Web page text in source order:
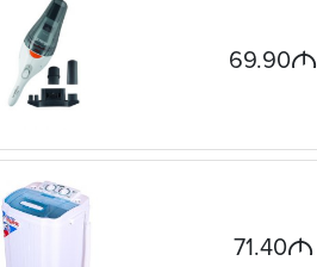
69.90M
71.40M